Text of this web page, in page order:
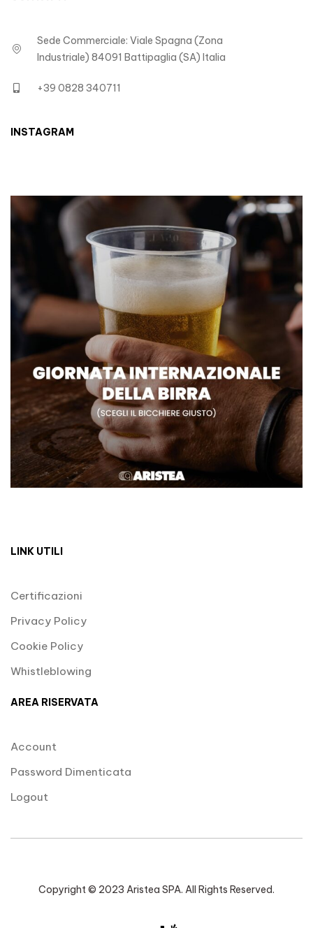
Sede Commerciale: Viale Spagna (Zona
Industriale) 84091 Battipaglia (SA) Italia
+39 0828 340711
INSTAGRAM
LINK UTILI
Certificazioni
Privacy Policy
Cookie Policy
Whistleblowing
AREA RISERVATA
Account
Password Dimenticata
Logout
Copyright © 2023 Aristea SPA. All Rights Reserved.